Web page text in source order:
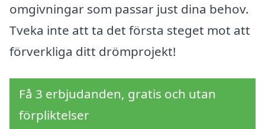
omgivningar som passar just dina behov.
Tveka inte att ta det första steget mot att
förverkliga ditt drömprojekt!
Få 3 erbjudanden, gratis och utan
förpliktelser